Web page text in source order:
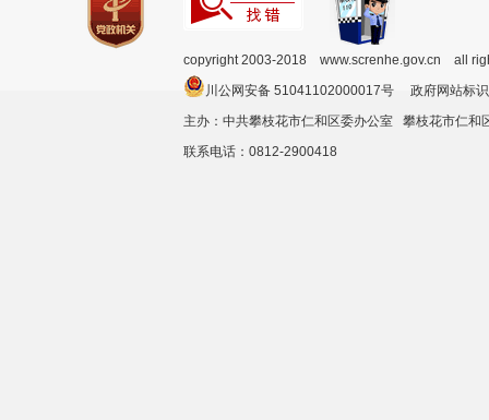
copyright 2003-2018 www.screnhe.gov.cn all
川公网安备 51041102000017号 政府网站
主办：中共攀枝花市仁和区委办公室 攀枝花市仁
联系电话：0812-2900418